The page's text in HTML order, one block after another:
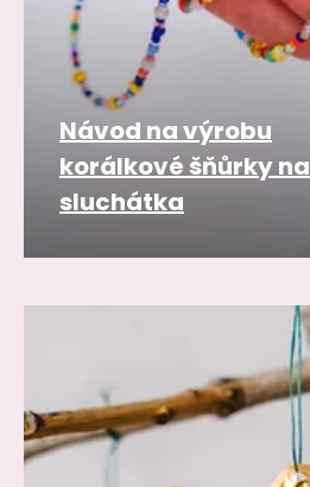
Návod na výrobu
korálkové šňůrky na
sluchátka